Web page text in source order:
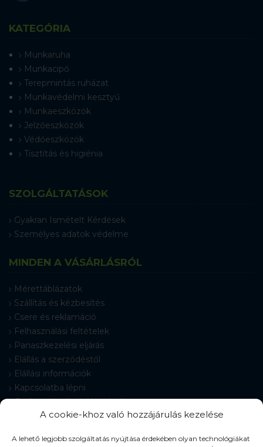
A cookie-khoz való hozzájárulás kezelése
A lehető legjobb szolgáltatás nyújtása érdekében olyan technológiákat
KATEGÓRIA
Munkaruha
Munkacipő
Terepmintás ruházat
Munkavédelmi kesztyű
Munkaeszközök
Jelzőeszközök
Védőeszközök
Tisztítás és higiénia
SZOLGÁLTATÁSOK
Gyakran Ismételt Kérdések
Személyes adatok védelme
MINDEN A VÁSÁRLÁSRÓL
Mérettáblázatok
Szállítás és kézbesítés
Csere és reklamáció
Felhasználási feltételek
Panaszkezelési eljárás
Elállás a szerződéstől
Elállási információk
Kapcsolatba lépni
Gyakran Ismételt Kérdések
Cookie-beállítások